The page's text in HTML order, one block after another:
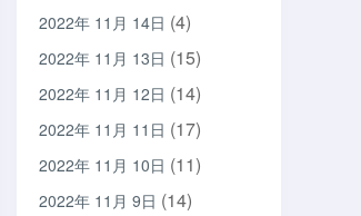
2022年 11月 14日 (4)
2022年 11月 13日 (15)
2022年 11月 12日 (14)
2022年 11月 11日 (17)
2022年 11月 10日 (11)
2022年 11月 9日 (14)